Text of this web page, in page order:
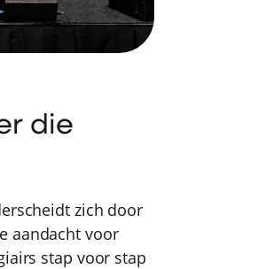
die
zich door
aandacht voor
stap voor stap